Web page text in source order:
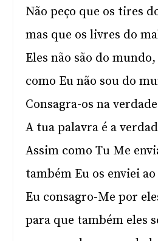
Não peço que os tires
mas que os livres do
Eles não são do mundo,
como Eu não sou do
Consagra-os na
A tua palavra é a
Assim como Tu Me
também Eu os enviei
Eu consagro-Me por
para que também eles